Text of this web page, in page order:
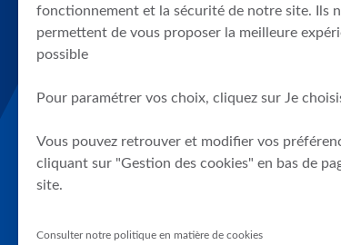
fonctionnement et la sécurité de notre site. Ils
permettent de vous proposer la meilleure
possible
Pour paramétrer vos choix, cliquez sur Je
Vous pouvez retrouver et modifier vos
cliquant sur "Gestion des cookies" en bas de
site.
Consulter notre politique en matière de cookies